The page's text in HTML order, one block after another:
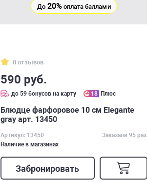
До 20% оплата баллами
0 отзывов
590 руб.
до 59 бонусов на карту 18 Плюс
Блюдце фарфоровое 10 см Elegante
gray арт. 13450
Артикул: 13450
Заказали 95 раз
Наличие в магазинах
Забронировать